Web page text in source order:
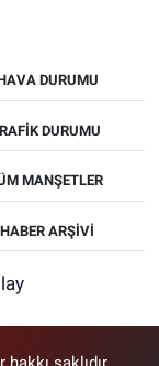
DURUMU
DURUMU
MANŞETLER
HABER ARŞIVI